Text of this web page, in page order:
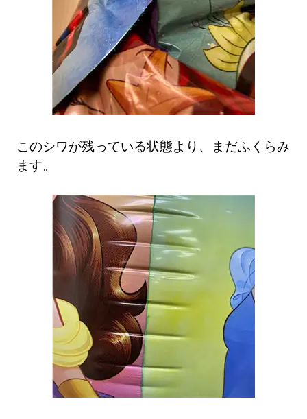
このシワが残っている状態より、まだふくらみ
ます。